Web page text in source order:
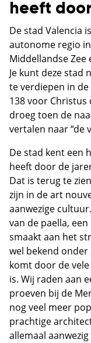
heeft
De stad Valencia
autonome regio
Middellandse Zee
Je kunt deze stad
te verdiepen in
138 voor Christus
droeg toen de
vertalen naar “de
De stad kent een
heeft door de
Dat is terug te
zijn in de art
aanwezige
van de paella,
smaakt aan het
wel bekend
komt door de
is. Wij raden aan
proeven bij de
nog veel meer
prachtige
allemaal